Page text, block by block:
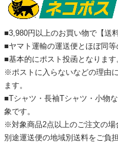
■3,980円以上のお買い物で【送
■ヤマト運輸の運送便とほぼ同等
■基本的にポスト投函となります
※ポストに入らないなどの理由
ます。
■Tシャツ・長袖Tシャツ・小物
象です。
※対象商品2点以上のご注文の場
別途運送便の地域別送料をご負